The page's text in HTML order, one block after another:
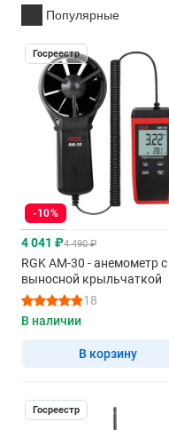
Популярные
Госреестр
-10%
4 041 ₽4 490 ₽
RGK AM-30 - анемометр с
выносной крыльчаткой
18
В наличии
В корзину
Госреестр